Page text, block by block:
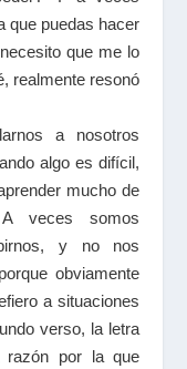
que puedas hacer
que me lo
realmente resonó
a nosotros
algo es difícil,
mucho de
veces somos
y no nos
obviamente
a situaciones
verso, la letra
razón por la que